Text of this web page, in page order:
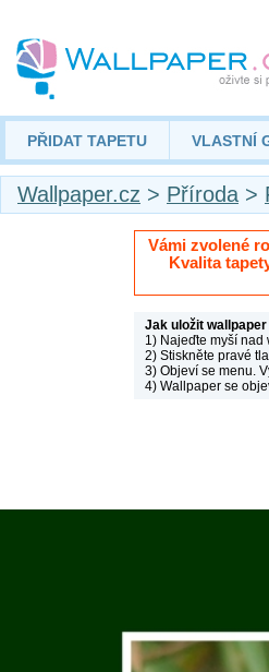
PŘIDAT TAPETU VLASTNÍ
Wallpaper.cz > Příroda >
Vámi zvolené
Kvalita
Jak uložit
1) Najeďte myší nad
2) Stiskněte pravé
3) Objeví se menu.
4) Wallpaper se